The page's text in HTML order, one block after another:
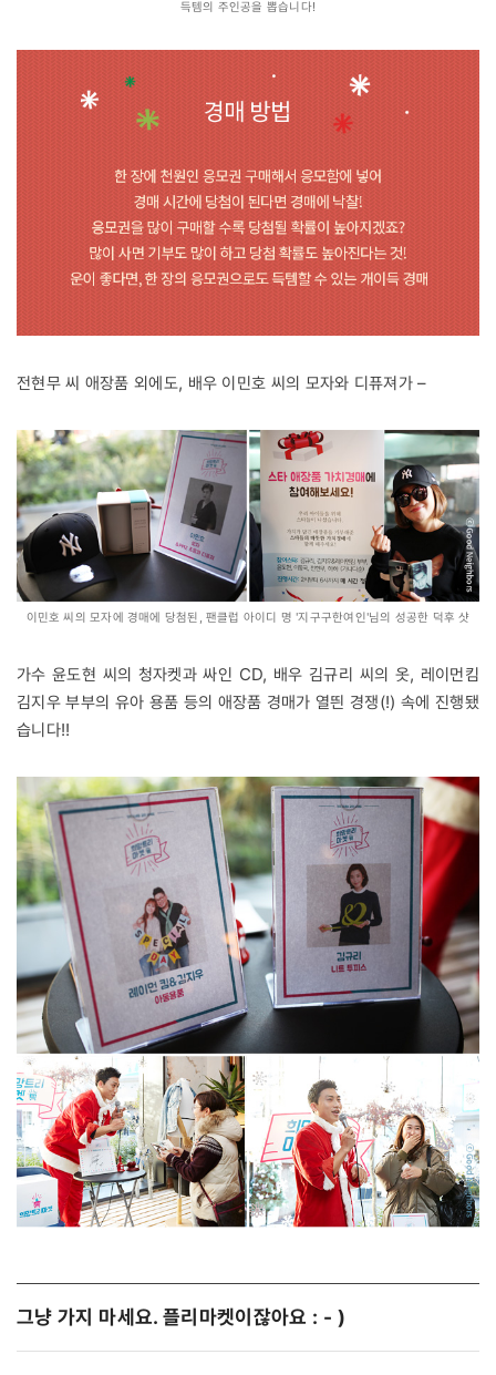
득템의 주인공을 뽑습니다!
전현무 씨 애장품 외에도, 배우 이민호 씨의 모자와 디퓨져가 –
이민호 씨의 모자에 경매에 당첨된, 팬클럽 아이디 명 '지구구한여인'님의 성공한 덕후 샷
가수 윤도현 씨의 청자켓과 싸인 CD, 배우 김규리 씨의 옷, 레이먼킴
김지우 부부의 유아 용품 등의 애장품 경매가 열띈 경쟁(!) 속에 진행됐
습니다!!
그냥 가지 마세요. 플리마켓이잖아요 : - )